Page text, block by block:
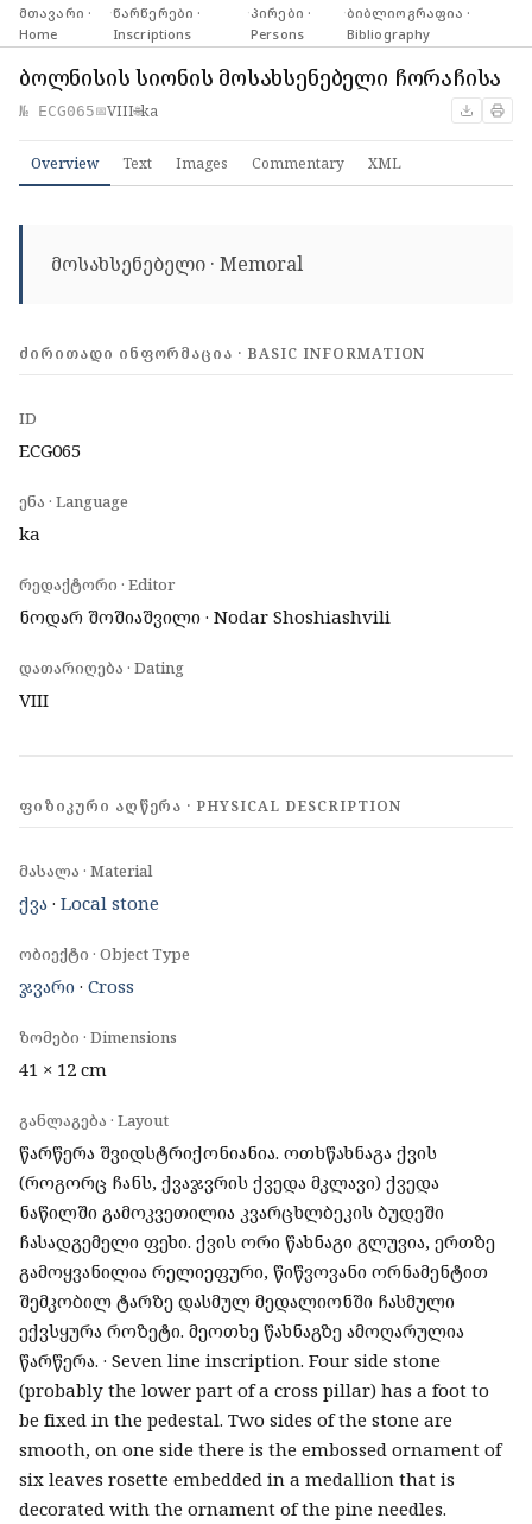
მთავარი ·
Home
·წარწერები ·
Inscriptions
·პირები ·
Persons
·ბიბლიოგრაფია ·
Bibliography
ბოლნისის სიონის მოსახსენებელი ჩორაჩისა
№ ECG065📅VIII🌐ka
Overview Text Images Commentary XML
მოსახსენებელი · Memoral
ᲫᲘᲠᲘᲗᲐᲓᲘ ᲘᲜᲤᲝᲠᲛᲐᲪᲘᲐ · BASIC INFORMATION
ID
ECG065
ენა · Language
ka
რედაქტორი · Editor
ნოდარ შოშიაშვილი · Nodar Shoshiashvili
დათარიღება · Dating
VIII
ᲤᲘᲖᲘᲙᲣᲠᲘ ᲐᲦᲬᲔᲠᲐ · PHYSICAL DESCRIPTION
მასალა · Material
ქვა · Local stone
ობიექტი · Object Type
ჯვარი · Cross
ზომები · Dimensions
41 × 12 cm
განლაგება · Layout
წარწერა შვიდსტრიქონიანია. ოთხწახნაგა ქვის
(როგორც ჩანს, ქვაჯვრის ქვედა მკლავი) ქვედა
ნაწილში გამოკვეთილია კვარცხლბეკის ბუდეში
ჩასადგემელი ფეხი. ქვის ორი წახნაგი გლუვია, ერთზე
გამოყვანილია რელიეფური, წიწვოვანი ორნამენტით
შემკობილ ტარზე დასმულ მედალიონში ჩასმული
ექვსყურა როზეტი. მეოთხე წახნაგზე ამოღარულია
წარწერა. · Seven line inscription. Four side stone
(probably the lower part of a cross pillar) has a foot to
be fixed in the pedestal. Two sides of the stone are
smooth, on one side there is the embossed ornament of
six leaves rosette embedded in a medallion that is
decorated with the ornament of the pine needles.